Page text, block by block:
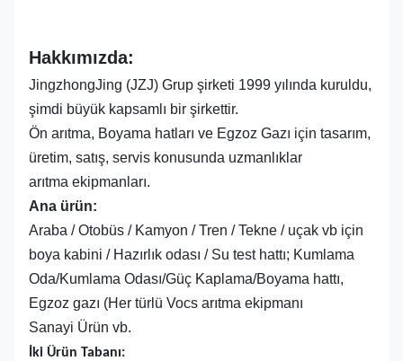
Hakkımızda:
JingzhongJing (JZJ) Grup şirketi 1999 yılında kuruldu,
şimdi büyük kapsamlı bir şirkettir.
Ön arıtma, Boyama hatları ve Egzoz Gazı için tasarım,
üretim, satış, servis konusunda uzmanlıklar
arıtma ekipmanları.
Ana ürün:
Araba / Otobüs / Kamyon / Tren / Tekne / uçak vb için
boya kabini / Hazırlık odası / Su test hattı; Kumlama
Oda/Kumlama Odası/Güç Kaplama/Boyama hattı,
Egzoz gazı (Her türlü Vocs arıtma ekipmanı
Sanayi Ürün vb.
İki Ürün Tabanı: